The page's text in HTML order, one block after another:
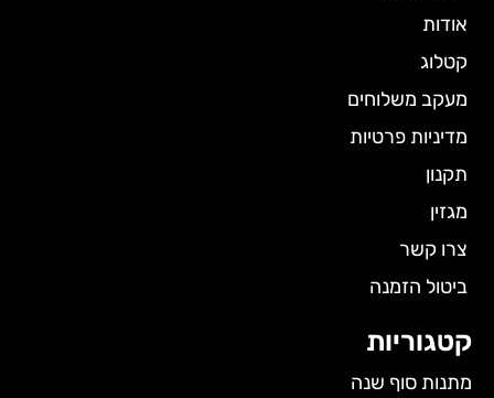
אודות
קטלוג
מעקב משלוחים
מדיניות פרטיות
תקנון
מגזין
צרו קשר
ביטול הזמנה
קטגוריות
מתנות סוף שנה